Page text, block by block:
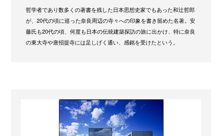
哲学者であり数多くの著書を残した日本思想史家でもあった和辻哲郎
が、20代の頃に巡った奈良周辺の寺々への印象を書き留めた名著。安
藤氏も20代の頃、何度も日本の伝統建築探訪の旅に出かけ、特に奈良
の東大寺や唐招提寺には足しげく通い、感銘を受けたという。